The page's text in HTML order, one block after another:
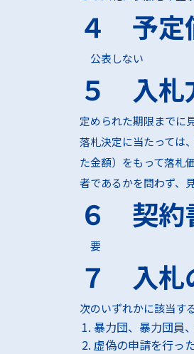
４ 予定
公表しない
５ 入札
定められた期限までに
落札決定に当たっては
た金額）をもって落札
者であるかを問わず、
６ 契約
要
７ 入札
次のいずれかに該当す
暴力団、暴力団員
虚偽の申請を行っ